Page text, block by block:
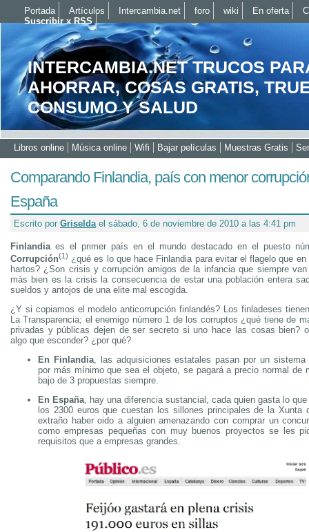
INTERCAMBIA.NET TRUCOS
AHORRAR, COSAS GRATIS,
CONSUMO Y SALUD
Libros online Música online Wifi Bajar películas Muestras Gratis
Comparando Finlandia, país con menor
España
Escrito por Griseldael sábado, 6 de noviembre de 2010 a las 4:41 pm
Finlandiaes el primer país en el mundo destacado en el puesto
Corrupción(1) ¿qué es lo que hace Finlandia para evitar el flagelo que
hartos? ¿Son crisis y corrupción amigos de la infancia que siempre
más bien es la crisis la consecuencia de estar una población entera
sueldos y antojos de una elite mal escogida.
¿Y si copiamos el modelo anticorrupción finlandés? Los finladeses
La Transparencia; el enemigo número 1 de los corruptos ¿qué tiene de
privadas y públicas dejen de ser secreto si uno hace las cosas bien?
algo que esconder? ¿por qué?
En Finlandia, las adquisiciones estatales pasan por un
por más mínimo que sea el objeto, se pagará a precio normal de
bajo de 3 propuestas siempre.
En España, hay una diferencia sustancial, cada quien gasta lo
los 2300 euros que cuestan los sillones principales de la Xunta
extraño haber oido a alguien amenazando con comprar un
como empresas pequeñas con muy buenos proyectos se les
requisitos que a empresas grandes.
Portada Artículos Intercambia.net foro wiki En oferta
Suscribir x RSS